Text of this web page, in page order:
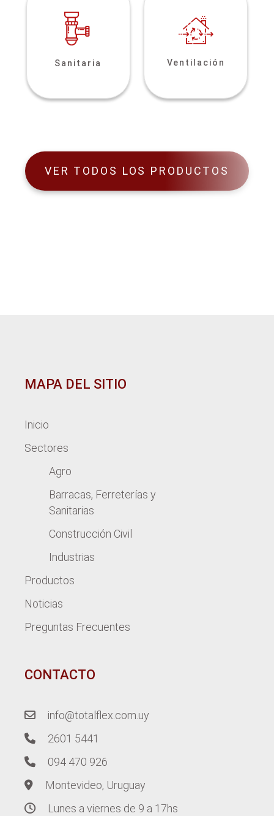
Sanitaria Ventilación
VER TODOS LOS PRODUCTOS
MAPA DEL SITIO
Inicio
Sectores
Agro
Barracas, Ferreterías y
Sanitarias
Construcción Civil
Industrias
Productos
Noticias
Preguntas Frecuentes
CONTACTO
info@totalflex.com.uy
2601 5441
094 470 926
Montevideo, Uruguay
Lunes a viernes de 9 a 17hs